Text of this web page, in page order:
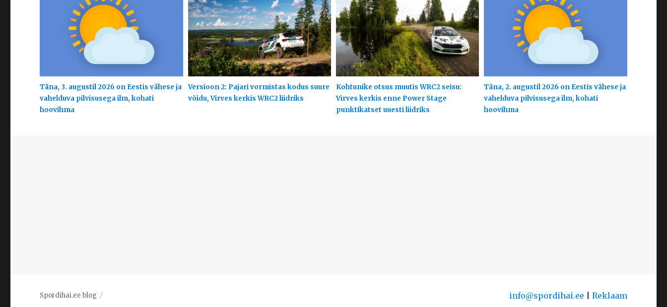
Täna, 3. augustil 2026 on Eestis vähese ja
vahelduva pilvisusega ilm, kohati
hoovihma
Versioon 2: Pajari vormistas kodus suure
võidu, Virves kerkis WRC2 liidriks
Kohtunike otsus muutis WRC2 seisu:
Virves kerkis enne Power Stage
punktikatset uuesti liidriks
Täna, 2. augustil 2026 on Eestis vähese ja
vahelduva pilvisusega ilm, kohati
hoovihma
Spordihai.ee blog info@spordihai.ee Reklaam